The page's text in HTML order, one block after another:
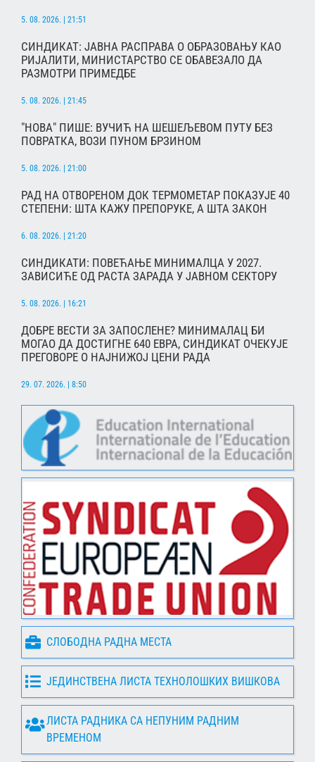
5. 08. 2026. | 21:51
СИНДИКАТ: ЈАВНА РАСПРАВА О ОБРАЗОВАЊУ КАО
РИЈАЛИТИ, МИНИСТАРСТВО СЕ ОБАВЕЗАЛО ДА
РАЗМОТРИ ПРИМЕДБЕ
5. 08. 2026. | 21:45
"НОВА" ПИШЕ: ВУЧИЋ НА ШЕШЕЉЕВОМ ПУТУ БЕЗ
ПОВРАТКА, ВОЗИ ПУНОМ БРЗИНОМ
5. 08. 2026. | 21:00
РАД НА ОТВОРЕНОМ ДОК ТЕРМОМЕТАР ПОКАЗУЈЕ 40
СТЕПЕНИ: ШТА КАЖУ ПРЕПОРУКЕ, А ШТА ЗАКОН
6. 08. 2026. | 21:20
СИНДИКАТИ: ПОВЕЋАЊЕ МИНИМАЛЦА У 2027.
ЗАВИСИЋЕ ОД РАСТА ЗАРАДА У ЈАВНОМ СЕКТОРУ
5. 08. 2026. | 16:21
ДОБРЕ ВЕСТИ ЗА ЗАПОСЛЕНЕ? МИНИМАЛАЦ БИ
МОГАО ДА ДОСТИГНЕ 640 ЕВРА, СИНДИКАТ ОЧЕКУЈЕ
ПРЕГОВОРЕ О НАЈНИЖОЈ ЦЕНИ РАДА
29. 07. 2026. | 8:50
СЛОБОДНА РАДНА МЕСТА
ЈЕДИНСТВЕНА ЛИСТА ТЕХНОЛОШКИХ ВИШКОВА
ЛИСТА РАДНИКА СА НЕПУНИМ РАДНИМ
ВРЕМЕНОМ